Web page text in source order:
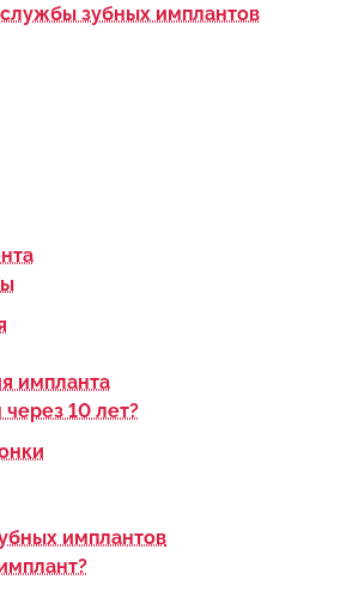
зубных имплантов
импланта
10 лет?
имплантов